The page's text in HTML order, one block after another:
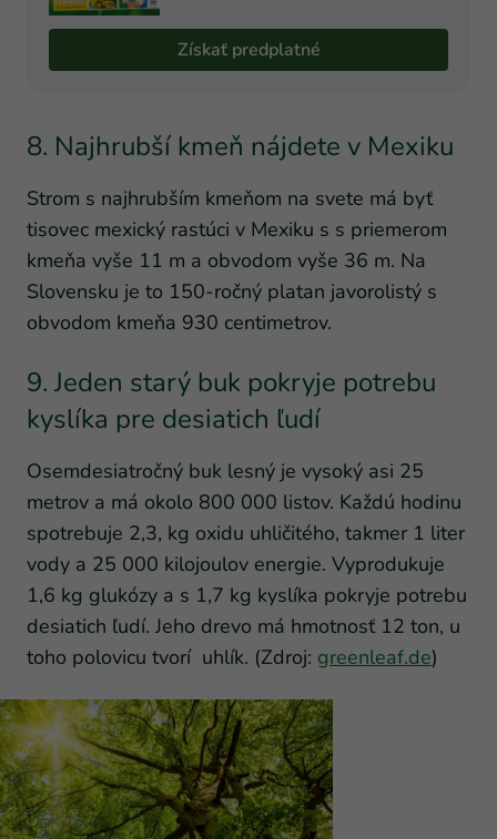
Získať predplatné
8. Najhrubší kmeň nájdete v Mexiku
Strom s najhrubším kmeňom na svete má byť
tisovec mexický rastúci v Mexiku s s priemerom
kmeňa vyše 11 m a obvodom vyše 36 m. Na
Slovensku je to 150-ročný platan javorolistý s
obvodom kmeňa 930 centimetrov.
9. Jeden starý buk pokryje potrebu
kyslíka pre desiatich ľudí
Osemdesiatročný buk lesný je vysoký asi 25
metrov a má okolo 800 000 listov. Každú hodinu
spotrebuje 2,3, kg oxidu uhličitého, takmer 1 liter
vody a 25 000 kilojoulov energie. Vyprodukuje
1,6 kg glukózy a s 1,7 kg kyslíka pokryje potrebu
desiatich ľudí. Jeho drevo má hmotnosť 12 ton, u
toho polovicu tvorí uhlík. (Zdroj: greenleaf.de)